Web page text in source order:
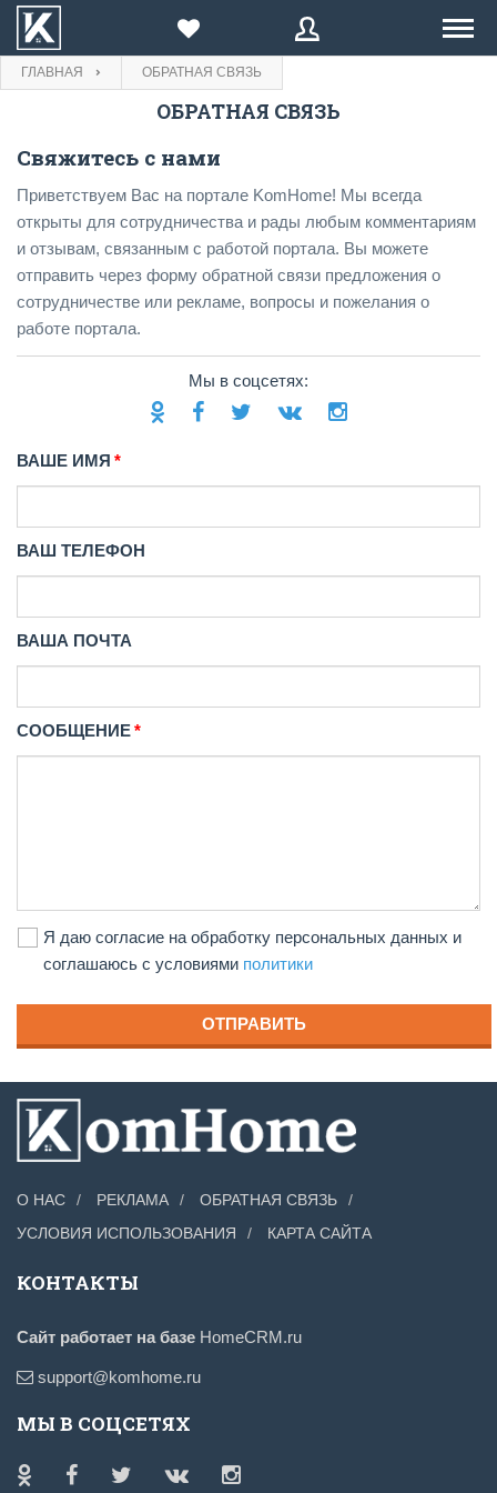
ВОССТАНОВИТЬ
или Зарегистрироваться
Забыли
пароль?
ВОЙТИ
Еще не зарегистрированы?Зарегистрироваться
Пароль
Нажимая на кнопку, вы даете согласие наобработку
на форму входа
ЗАРЕГИСТРИРОВАТЬСЯ
ПРОДАЖА
АРЕНДА
КОМПАНИИ
БЛОГ
ГЛАВНАЯ ОБРАТНАЯ СВЯЗЬ
ОБРАТНАЯ СВЯЗЬ
Свяжитесь с нами
Приветствуем Вас на портале KomHome! Мы всегда
открыты для сотрудничества и рады любым комментариям
и отзывам, связанным с работой портала. Вы можете
отправить через форму обратной связи предложения о
сотрудничестве или рекламе, вопросы и пожелания о
работе портала.
Мы в соцсетях:
ВАШЕ ИМЯ
ВАШ ТЕЛЕФОН
ВАША ПОЧТА
СООБЩЕНИЕ
Я даю согласие на обработку персональных данных и
соглашаюсь с условиями политики
ОТПРАВИТЬ
О НАС РЕКЛАМА
ОБРАТНАЯ СВЯЗЬ
УСЛОВИЯ ИСПОЛЬЗОВАНИЯ
КАРТА САЙТА
КОНТАКТЫ
Сайт работает на базе HomeCRM.ru
support@komhome.ru
МЫ В СОЦСЕТЯХ